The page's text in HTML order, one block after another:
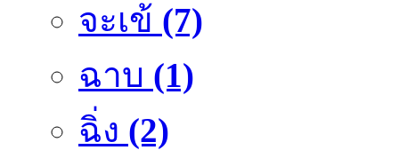
จะเข้ (7)
ฉาบ (1)
ฉิ่ง (2)